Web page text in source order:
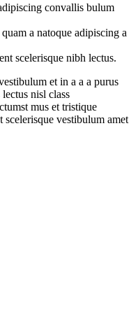
convallis bulum
a natoque adipiscing a
scelerisque nibh lectus.
et in a a a purus
nisl class
mus et tristique
scelerisque vestibulum amet